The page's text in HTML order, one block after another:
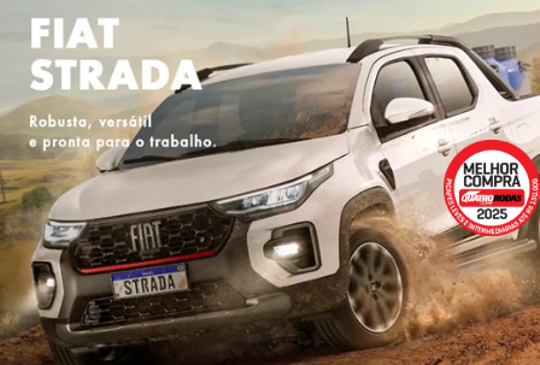
ESTOU INTERESSADO